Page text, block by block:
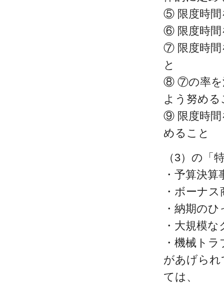
⑤ 限度時間
⑥ 限度時間
⑦ 限度時間
と
⑧ ⑦の率を
よう努める
⑨ 限度時間
めること
（3）の「
・予算決算
・ボーナ
・納期のひ
・大規模
・機械ト
があげら
ては、